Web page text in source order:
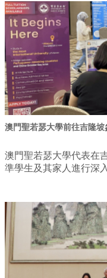
澳門聖若瑟大學前往吉隆
澳門聖若瑟大學代表在
準學生及其家人進行深入